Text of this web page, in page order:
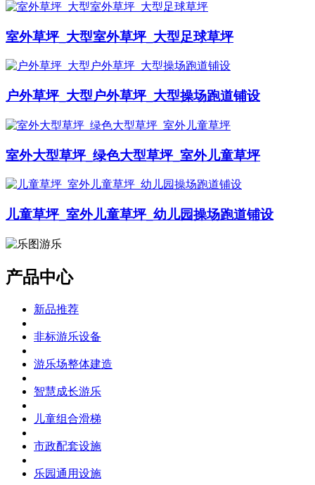
室外草坪_大型室外草坪_大型足球草坪
户外草坪_大型户外草坪_大型操场跑道铺设
室外大型草坪_绿色大型草坪_室外儿童草坪
儿童草坪_室外儿童草坪_幼儿园操场跑道铺设
产品中心
新品推荐
非标游乐设备
游乐场整体建造
智慧成长游乐
儿童组合滑梯
市政配套设施
乐园通用设施